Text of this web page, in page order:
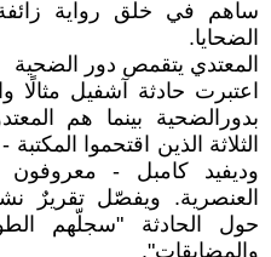
ساهم في خلق رواية
الضحايا.
المعتدي يتقمص دور الضحية
اعتبرت حادثة آشفيل مثالًا
بدورالضحية بينما هم
الثلاثة الذين اقتحموا
وديفيد كامبل - معروفون
العنصرية. ويفصّل تقريرٌ
حول الحادثة "سجلّهم
والمضايقات".